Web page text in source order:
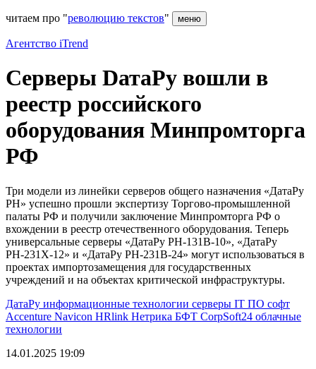
читаем про "революцию текстов" меню
Агентство iTrend
Серверы DатаРу вошли в
реестр российского
оборудования Минпромторга
РФ
Три модели из линейки серверов общего назначения «ДатаРу
PH» успешно прошли экспертизу Торгово-промышленной
палаты РФ и получили заключение Минпромторга РФ о
вхождении в реестр отечественного оборудования. Теперь
универсальные серверы «ДатаРу РН-131В-10», «ДатаРу
РН-231X-12» и «ДатаРу РН-231В-24» могут использоваться в
проектах импортозамещения для государственных
учреждений и на объектах критической инфраструктуры.
ДатаРу информационные технологии серверы IT ПО софт
Accenture Navicon HRlink Нетрика БФТ CorpSoft24 облачные
технологии
14.01.2025 19:09